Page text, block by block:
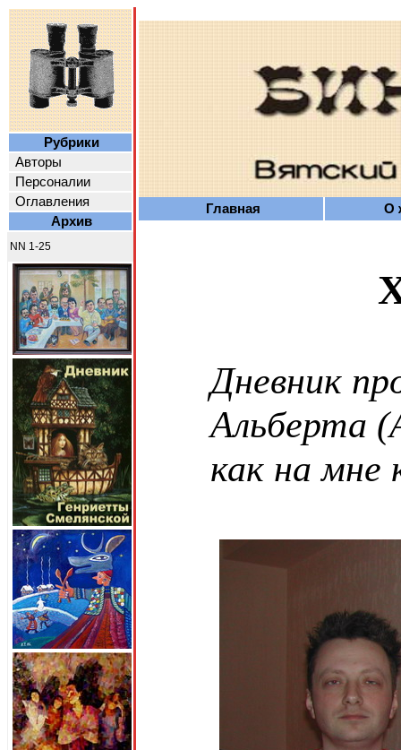
Рубрики
Авторы
Персоналии
Оглавления
Архив
NN 1-25
Главная О
Дневник
Альберта
как на мне